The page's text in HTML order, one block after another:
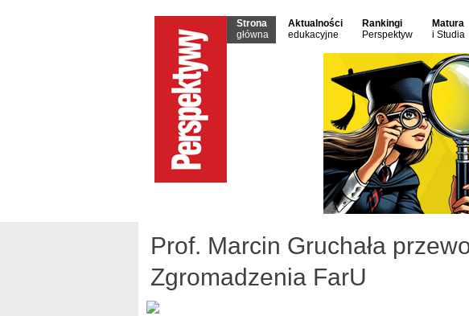
Strona
główna
Aktualności
edukacyjne
Rankingi
Perspektyw
Matura
i Studia
Prof. Marcin Gruchała
Zgromadzenia FarU